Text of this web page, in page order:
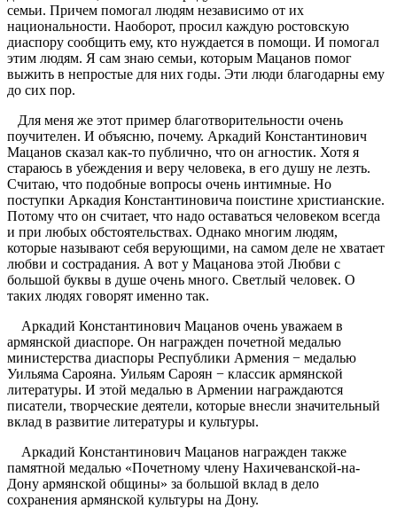
семьи. Причем помогал людям независимо от их
национальности. Наоборот, просил каждую ростовскую
диаспору сообщить ему, кто нуждается в помощи. И помогал
этим людям. Я сам знаю семьи, которым Мацанов помог
выжить в непростые для них годы. Эти люди благодарны ему
до сих пор.
Для меня же этот пример благотворительности очень
поучителен. И объясню, почему. Аркадий Константинович
Мацанов сказал как-то публично, что он агностик. Хотя я
стараюсь в убеждения и веру человека, в его душу не лезть.
Считаю, что подобные вопросы очень интимные. Но
поступки Аркадия Константиновича поистине христианские.
Потому что он считает, что надо оставаться человеком всегда
и при любых обстоятельствах. Однако многим людям,
которые называют себя верующими, на самом деле не хватает
любви и сострадания. А вот у Мацанова этой Любви с
большой буквы в душе очень много. Светлый человек. О
таких людях говорят именно так.
Аркадий Константинович Мацанов очень уважаем в
армянской диаспоре. Он награжден почетной медалью
министерства диаспоры Республики Армения − медалью
Уильяма Сарояна. Уильям Сароян − классик армянской
литературы. И этой медалью в Армении награждаются
писатели, творческие деятели, которые внесли значительный
вклад в развитие литературы и культуры.
Аркадий Константинович Мацанов награжден также
памятной медалью «Почетному члену Нахичеванской-на-
Дону армянской общины» за большой вклад в дело
сохранения армянской культуры на Дону.